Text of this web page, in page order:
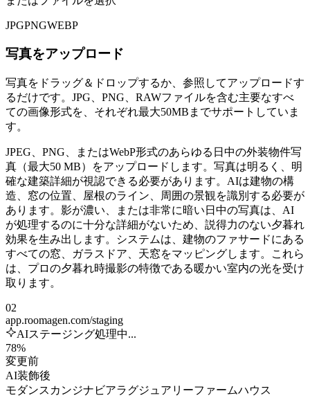
JPGPNGWEBP
写真をアップロード
写真をドラッグ＆ドロップするか、参照してアップロードす
るだけです。JPG、PNG、RAWファイルを含む主要なすべ
ての画像形式を、それぞれ最大50MBまでサポートしていま
す。
JPEG、PNG、またはWebP形式のあらゆる日中の外装物件写
真（最大50 MB）をアップロードします。写真は明るく、明
確な建築詳細が視認できる必要があります。AIは建物の構
造、窓の位置、屋根のライン、周囲の景観を識別する必要が
あります。影が濃い、または非常に暗い日中の写真は、AI
が処理するのに十分な詳細がないため、説得力のない夕暮れ
効果を生み出します。システムは、建物のファサードにある
すべての窓、ガラスドア、天窓をマッピングします。これら
は、プロの夕暮れ時撮影の特徴である暖かい室内の光を受け
取ります。
02
app.roomagen.com/staging
AIステージング処理中...
78%
変更前
AI装飾後
モダンスカンジナビアラグジュアリーファームハウス